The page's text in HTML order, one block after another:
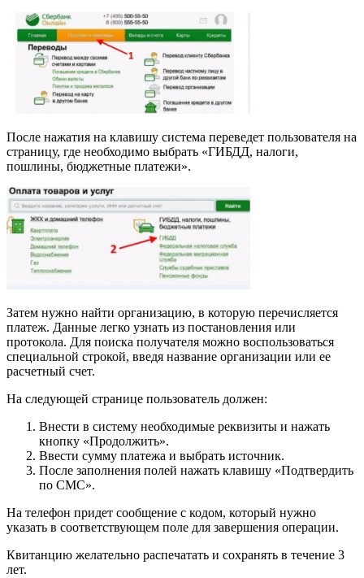
После нажатия на клавишу система переведет пользователя на
страницу, где необходимо выбрать «ГИБДД, налоги,
пошлины, бюджетные платежи».
Затем нужно найти организацию, в которую перечисляется
платеж. Данные легко узнать из постановления или
протокола. Для поиска получателя можно воспользоваться
специальной строкой, введя название организации или ее
расчетный счет.
На следующей странице пользователь должен:
Внести в систему необходимые реквизиты и нажать
кнопку «Продолжить».
Ввести сумму платежа и выбрать источник.
После заполнения полей нажать клавишу «Подтвердить
по СМС».
На телефон придет сообщение с кодом, который нужно
указать в соответствующем поле для завершения операции.
Квитанцию желательно распечатать и сохранять в течение 3
лет.